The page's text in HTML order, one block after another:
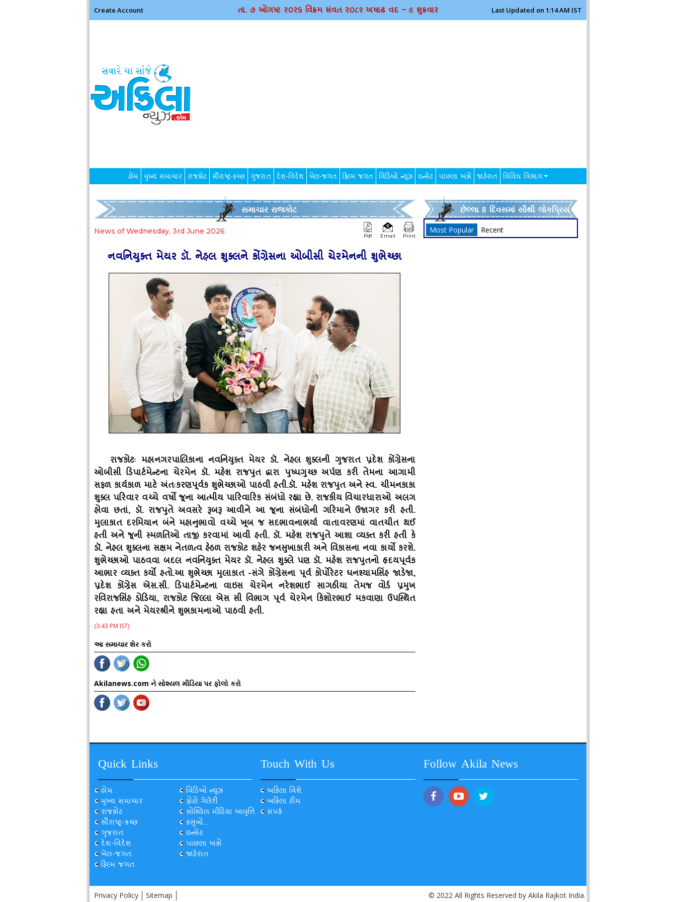
Create Account તા. ૭ ઓગષ્ટ ર૦ર૬ વિક્રમ સંવત ર૦૮૨ અષાઢ વદ – ૯ શુક્રવાર Last Updated on 1:14 AM IST
હોમ મુખ્ય સમાચાર રાજકોટ સૌરાષ્ટ્ર-કચ્છ ગુજરાત દેશ-વિદેશ ખેલ-જગત ફિલ્મ જગત વિડિઓ ન્યૂઝ ઇન્સેટ પાછલા અંકો જાહેરાત વિવિધ વિભાગ
સમાચાર રાજકોટ
News of Wednesday, 3rd June 2026
Pdf Email Print
નવનિયુક્‍ત મેયર ડૉ. નેહલ શુક્‍લને કોંગ્રેસના ઓબીસી ચેરમેનની શુભેચ્‍છા
રાજકોટઃ મહાનગરપાલિકાના નવનિયુક્‍ત મેયર ડૉ. નેહલ શુક્‍લની ગુજરાત પ્રદેશ કોંગ્રેસના
ઓબીસી ડિપાર્ટમેન્‍ટના ચેરમેન ડૉ. મહેશ રાજપુત દ્વારા પુષ્‍પગુચ્‍છ અર્પણ કરી તેમના આગામી
સફળ કાર્યકાળ માટે અંતઃકરણપૂર્વક શુભેચ્‍છાઓ પાઠવી હતી.ડૉ. મહેશ રાજપુત અને સ્‍વ. ચીમનકાકા
શુક્‍લ પરિવાર વચ્‍ચે વર્ષો જૂના આત્‍મીય પારિવારિક સંબંધો રહ્યા છે. રાજકીય વિચારધારાઓ અલગ
હોવા છતાં, ડૉ. રાજપુતે અવસરે રૂબરૂ આવીને આ જૂના સંબંધોની ગરિમાને ઉજાગર કરી હતી.
મુલાકાત દરમિયાન બંને મહાનુભાવો વચ્‍ચે ખૂબ જ સદભાવનાભર્યા વાતાવરણમાં વાતચીત થઈ
હતી અને જૂની સ્‍મળતિઓ તાજી કરવામાં આવી હતી. ડૉ. મહેશ રાજપુતે આશા વ્‍યક્‍ત કરી હતી કે
ડૉ. નેહલ શુક્‍લના સક્ષમ નેતળત્‍વ હેઠળ રાજકોટ શહેર જનસુખાકારી અને વિકાસના નવા કાર્યો કરશે.
શુભેચ્‍છાઓ પાઠવવા બદલ નવનિયુક્‍ત મેયર ડૉ. નેહલ શુક્‍લે પણ ડૉ. મહેશ રાજપુતનો હૃદયપૂર્વક
આભાર વ્‍યક્‍ત કર્યો હતો.આ શુભેચ્‍છા મુલાકાત -સંગે કોંગ્રેસના પૂર્વ કોર્પોરેટર ઘનશ્‍યામસિંહ જાડેજા,
પ્રદેશ કોંગ્રેસ એસ.સી. ડિપાર્ટમેન્‍ટના વાઇસ ચેરમેન નરેશભાઈ સાગઠીયા તેમજ વોર્ડ પ્રમુખ
રવિરાજસિંહ ડોડિયા, રાજકોટ જિલ્લા એસ સી વિભાગ પૂર્વ ચેરમેન કિશોરભાઈ મકવાણા ઉપસ્‍થિત
રહ્યા હતા અને મેયરશ્રીને શુભકામનાઓ પાઠવી હતી.
(3:43 PM IST)
આ સમાચાર શેર કરો
Akilanews.com ને સોશ્યલ મીડિયા પર ફોલો કરો
છેલ્લા 8 દિવસમાં સૌથી લોકપ્રિય
Most Popular Recent
Quick Links
હોમ
મુખ્ય સમાચાર
રાજકોટ
સૌરાષ્ટ્ર-કચ્છ
ગુજરાત
દેશ-વિદેશ
ખેલ-જગત
ફિલ્મ જગત
વિડિઓ ન્યૂઝ
ફોટો ગેલેરી
સોશ્યિલ મીડિયા આવૃત્તિ
કસુંબો...
ઇન્સેટ
પાછલા અંકો
જાહેરાત
Touch With Us
અકિલા વિશે
અકિલા ટીમ
સંપર્ક
Follow Akila News
Privacy Policy Sitemap © 2022 All Rights Reserved by Akila Rajkot India.